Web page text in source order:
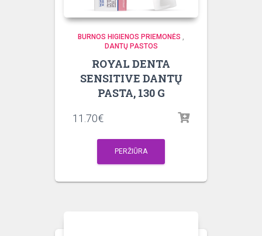
BURNOS HIGIENOS PRIEMONĖS
DANTŲ PASTOS
ROYAL DENTA
SENSITIVE DANTŲ
PASTA, 130 G
11.70€
PERŽIŪRA